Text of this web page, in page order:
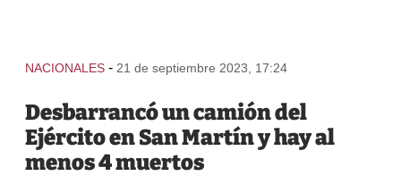
NACIONALES - 21 de septiembre 2023, 17:24
Desbarrancó un camión del
Ejército en San Martín y hay al
menos 4 muertos